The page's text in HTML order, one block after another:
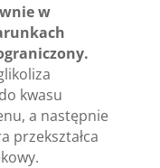
w
kwasu
a następnie
przekształca